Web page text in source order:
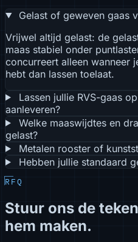
Gelast of geweven gaas
Vrijwel altijd gelast: de
maas stabiel onder
concurreert alleen wanneer
hebt dan lassen toelaat.
Lassen jullie RVS-gaas
aanleveren?
Welke maaswijdtes en
gelast?
Metalen rooster of
Hebben jullie standaard
RFQ
Stuur ons de
hem maken.